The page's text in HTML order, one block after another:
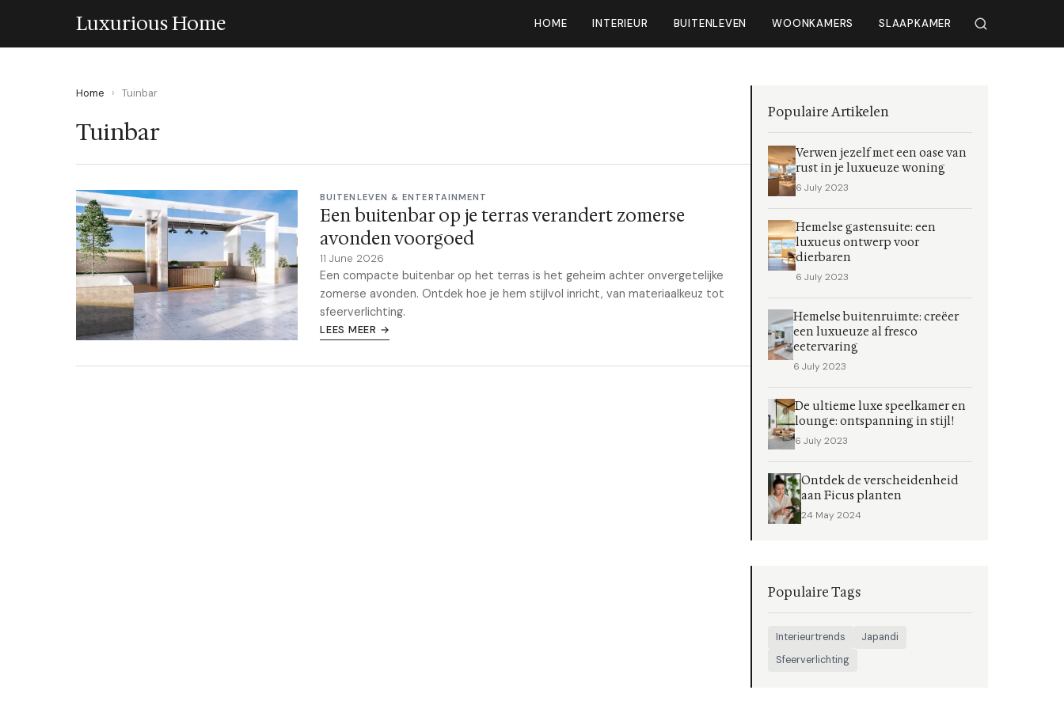
Luxurious Home HOME INTERIEUR BUITENLEVEN WOONKAMERS SLAAPKAMER
Home › Tuinbar
Tuinbar
BUITENLEVEN & ENTERTAINMENT
Een buitenbar op je terras verandert zomerse
avonden voorgoed
11 June 2026
Een compacte buitenbar op het terras is het geheim achter onvergetelijke
zomerse avonden. Ontdek hoe je hem stijlvol inricht, van materiaalkeuz tot
sfeerverlichting.
LEES MEER →
Populaire Artikelen
Verwen jezelf met een oase van
rust in je luxueuze woning
6 July 2023
Hemelse gastensuite: een
luxueus ontwerp voor
dierbaren
6 July 2023
Hemelse buitenruimte: creëer
een luxueuze al fresco
eetervaring
6 July 2023
De ultieme luxe speelkamer en
lounge: ontspanning in stijl!
6 July 2023
Ontdek de verscheidenheid
aan Ficus planten
24 May 2024
Populaire Tags
Interieurtrends
Japandi
Sfeerverlichting